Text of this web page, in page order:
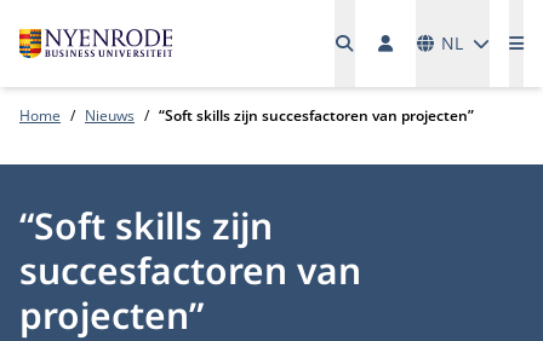
NL
Home Nieuws “Soft skills zijn succesfactoren van projecten”
“Soft skills zijn
succesfactoren van
projecten”